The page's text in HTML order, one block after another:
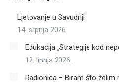
Ljetovanje u Savudriji
14. srpnja 2026.
Edukacija „Strategije kod
12. lipnja 2026.
Radionica – Biram što želim